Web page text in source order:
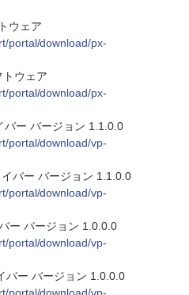
ウェア
portal/download/px-
トウェア
portal/download/px-
バー バージョン 1.1.0.0
portal/download/vp-
バー バージョン 1.1.0.0
portal/download/vp-
ー バージョン 1.0.0.0
portal/download/vp-
バー バージョン 1.0.0.0